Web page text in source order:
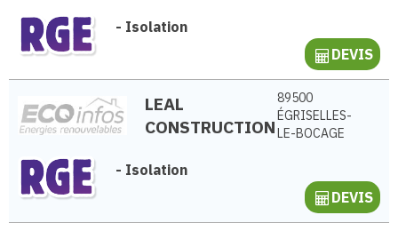
- Isolation
DEVIS
LEAL
CONSTRUCTION
89500
ÉGRISELLES-
LE-BOCAGE
- Isolation
DEVIS